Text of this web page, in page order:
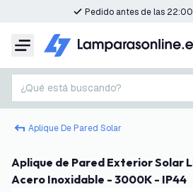
Pedido antes de las 22:00
Menú
¿Qué está buscando?
Aplique De Pared Solar
Aplique de Pared Exterior Solar LED - Aluminio -
Acero Inoxidable - 3000K - IP44